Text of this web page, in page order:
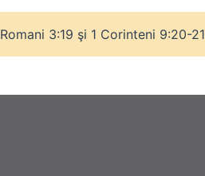
Romani 3:19 şi 1 Corinteni 9:20-21